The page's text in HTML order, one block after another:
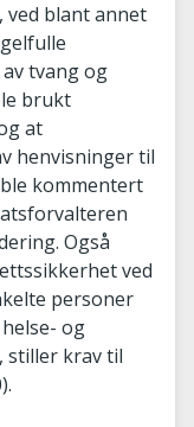
ved blant annet
tvang og
brukt
at
henvisninger til
kommentert
Også
ved
personer
og
stiller krav til